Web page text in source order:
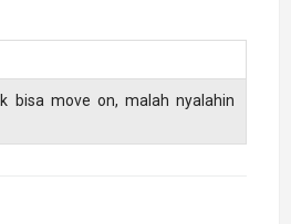
bisa move on, malah nyalahin